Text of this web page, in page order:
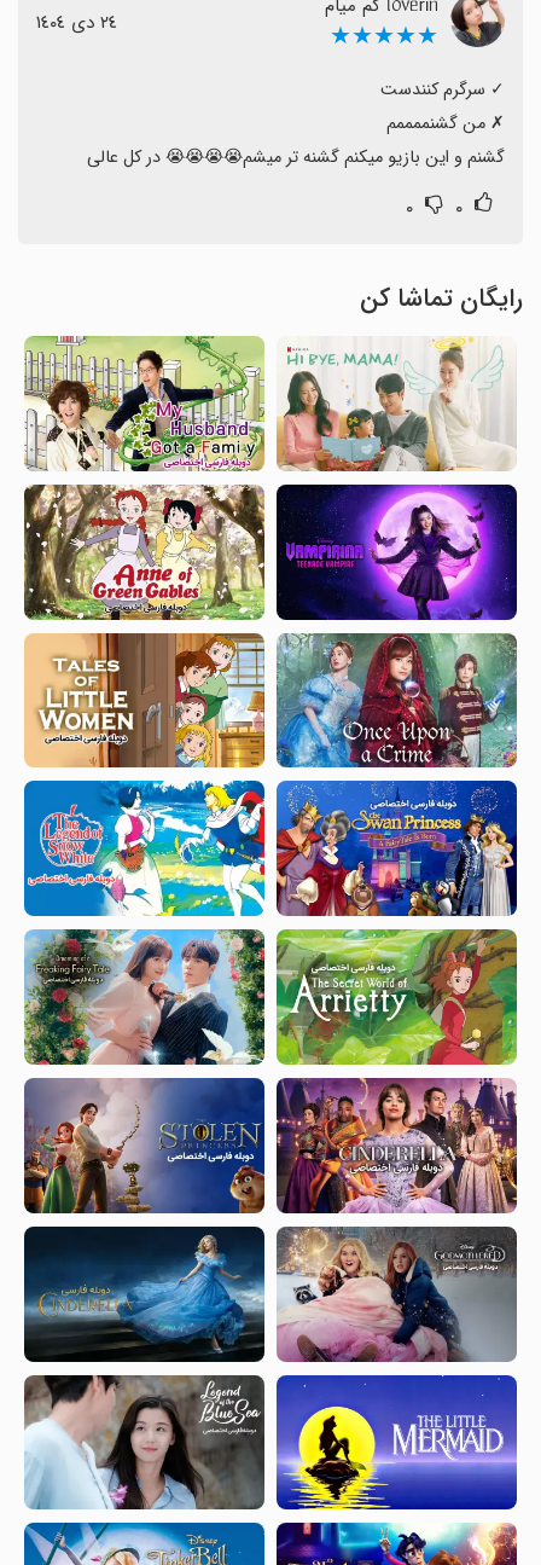
ᥣ᥆᥎ᥱrіᥒ کم میام
★★★★★ ٢٤ دی ١٤٠٤
گشنم و این بازیو میکنم گشنه تر میشم😭😭😭😭 در کل عالی
۰ ۰
رایگان تماشا کن